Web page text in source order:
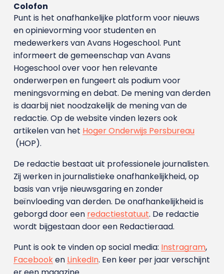
Colofon
Punt is het onafhankelijke platform voor nieuws
en opinievorming voor studenten en
medewerkers van Avans Hoge­school. Punt
informeert de gemeenschap van Avans
Hogeschool over voor hen relevante
onderwerpen en fungeert als podium voor
meningsvorming en debat. De mening van derden
is daarbij niet noodzakelijk de mening van de
redactie. Op de website vinden lezers ook
artikelen van het Hoger Onderwijs Persbureau
(HOP).
De redactie bestaat uit professionele journalisten.
Zij werken in journalistieke onafhankelijkheid, op
basis van vrije nieuwsgaring en zonder
beïnvloeding van derden. De onafhankelijkheid is
geborgd door een redactiestatuut. De redactie
wordt bijgestaan door een Redactieraad.
Punt is ook te vinden op social media: Instragram,
Facebooken LinkedIn. Een keer per jaar verschijnt